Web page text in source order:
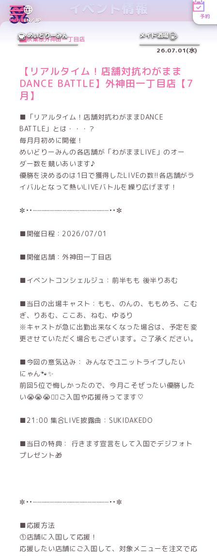
MENUEN／JP
予約
めいどりーみん メイド酒場
イベント情報
秋葉原外神田一丁目店
26.07.01(水)
【リアルタイム！店舗対抗わがまま
DANCE BATTLE】外神田一丁目店【7
月】
■「リアルタイム！店舗対抗わがままDANCE
BATTLE」とは・・・？
毎月月初めに開催！
めいどりーみんの各店舗が「わがままLIVE」のオー
ダー数を競いあいます♪
優勝を決めるのは1日で獲得したLIVEの数!!各店舗がラ
イバルとなって熱いLIVEバトルを繰り広げます！
✼••┈┈┈┈┈┈┈┈┈┈┈┈┈┈┈┈┈┈••✼
■開催日程：2026/07/01
■開催店舗：外神田一丁目店
■イベントコンシェルジュ：前半もも 後半りあむ
■当日の出場キャスト：もも、のんの、ももめろ、こむ
ぎ、りあむ、ここあ、ねむ、ゆるり
※キャストが急に出勤出来なくなった場合は、予定を変
更させていただく場合もございます。ご了承ください。
■今回の意気込み： みんなでユニットライブしたい
にゃん🐾✨️
前回5位で悔しかったので、今月こそぜったい優勝した
い😭😭😭❤️‍🔥ご入国や応援待ってます♡
■21:00 集合LIVE披露曲：SUKIDAKEDO
■当日の特典： 行きます宣言をして入国でデジフォト
プレゼント🎁
✼••┈┈┈┈┈┈┈┈┈┈┈┈┈┈┈┈┈┈••✼
■応援方法
①店舗に入国して応援！
応援したい店舗にご入国して、対象メニューを注文で応